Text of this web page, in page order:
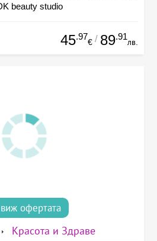
beauty studio
45.97
€ / 89.91
лв.
виж офертата
Красота и Здраве